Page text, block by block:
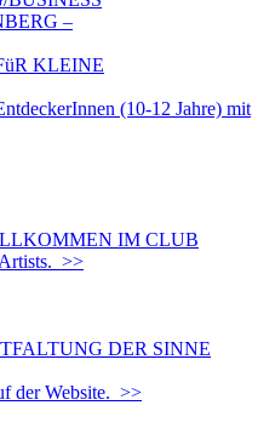
–
KLEINE
(10-12 Jahre) mit
IM CLUB
>>
DER SINNE
der Website. >>